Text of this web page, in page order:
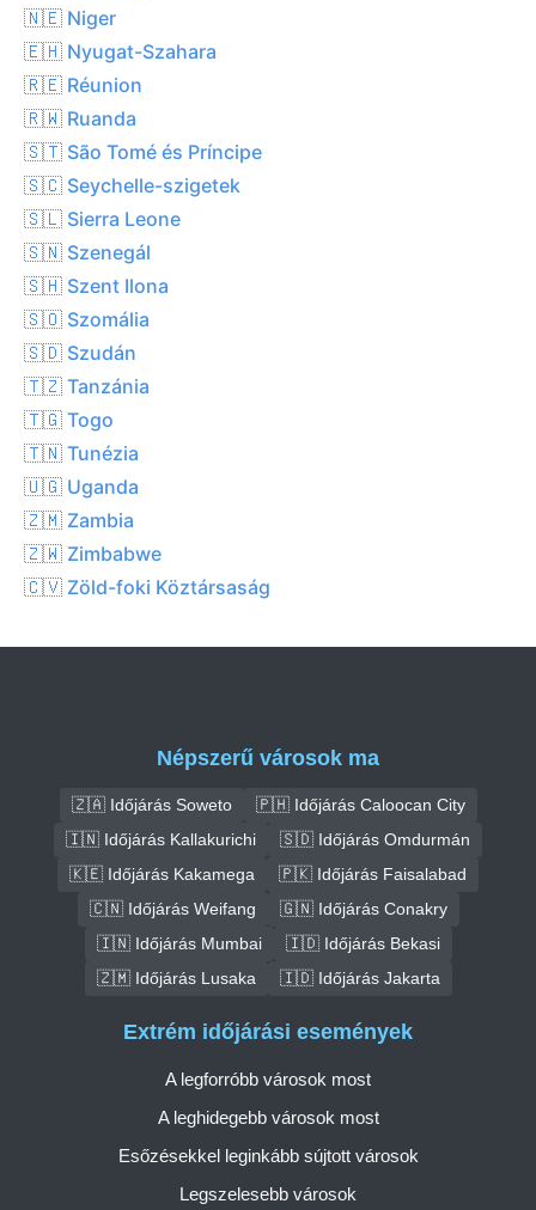
🇳🇪 Niger
🇪🇭 Nyugat-Szahara
🇷🇪 Réunion
🇷🇼 Ruanda
🇸🇹 São Tomé és Príncipe
🇸🇨 Seychelle-szigetek
🇸🇱 Sierra Leone
🇸🇳 Szenegál
🇸🇭 Szent Ilona
🇸🇴 Szomália
🇸🇩 Szudán
🇹🇿 Tanzánia
🇹🇬 Togo
🇹🇳 Tunézia
🇺🇬 Uganda
🇿🇲 Zambia
🇿🇼 Zimbabwe
🇨🇻 Zöld-foki Köztársaság
Népszerű városok ma
🇿🇦 Időjárás Soweto
🇵🇭 Időjárás Caloocan City
🇮🇳 Időjárás Kallakurichi
🇸🇩 Időjárás Omdurmán
🇰🇪 Időjárás Kakamega
🇵🇰 Időjárás Faisalabad
🇨🇳 Időjárás Weifang
🇬🇳 Időjárás Conakry
🇮🇳 Időjárás Mumbai
🇮🇩 Időjárás Bekasi
🇿🇲 Időjárás Lusaka
🇮🇩 Időjárás Jakarta
Extrém időjárási események
A legforróbb városok most
A leghidegebb városok most
Esőzésekkel leginkább sújtott városok
Legszelesebb városok